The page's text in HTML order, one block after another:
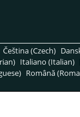
Čeština (Czech)
Italiano (Italian)
Română